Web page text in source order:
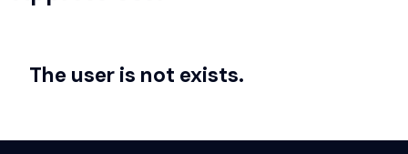
The user is not exists.